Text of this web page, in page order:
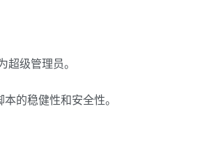
级管理员。
的稳健性和安全性。